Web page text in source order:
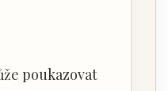
poukazovat